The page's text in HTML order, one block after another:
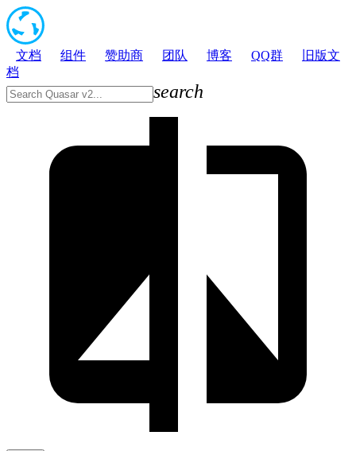
文档 组件 赞助商 团队 博客 QQ群
旧版文
档
search